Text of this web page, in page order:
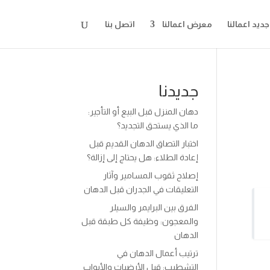
جديد اعمالنا معرض اعمالنا اتصل بنا
جديدنا
دهان المنزل قبل البيع أو التأجير:
ما الذي يستحق التجديد؟
اختبار التصاق الدهان القديم قبل
إعادة الطلاء: هل يحتاج إلى إزالة؟
إصلاح ثقوب المسامير وآثار
التعليقات في الجدران قبل الدهان
الفرق بين البرايمر والسيلر
والمعجون: وظيفة كل طبقة قبل
الدهان
ترتيب أعمال الدهان في
التشطيب: قبل الأرضيات والأبواب